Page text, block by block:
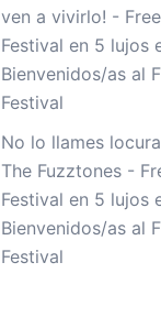
ven a vivirlo! -
Festival en 5 lujos
Bienvenidos/as al
Festival
No lo llames
The Fuzztones -
Festival en 5 lujos
Bienvenidos/as al
Festival